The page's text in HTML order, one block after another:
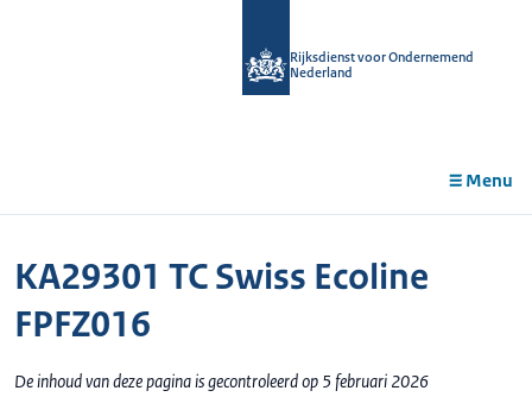
Rijksdienst voor Ondernemend
Nederland
Menu
KA29301 TC Swiss Ecoline
FPFZ016
De inhoud van deze pagina is gecontroleerd op 5 februari 2026